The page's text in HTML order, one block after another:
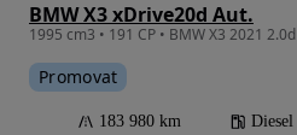
BMW X3 xDrive20d Aut.
1995 cm3 • 191 CP • BMW X3 2021
Promovat
183 980 km Diesel